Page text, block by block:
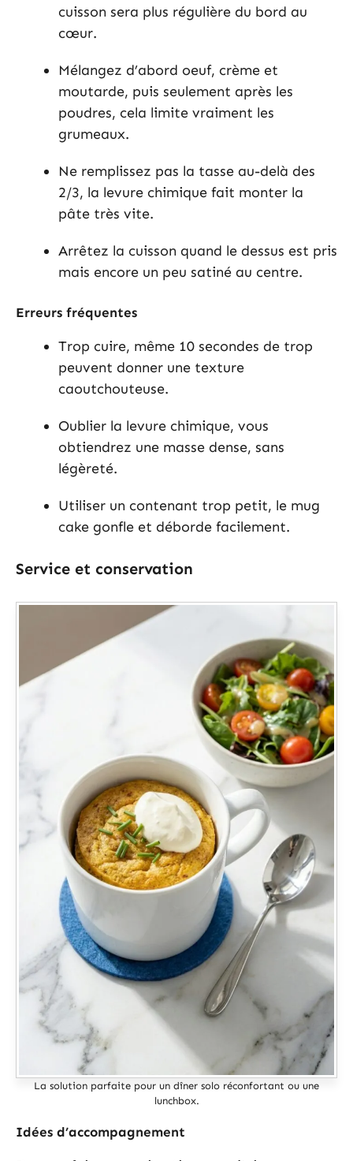
cuisson sera plus régulière du bord au
cœur.
Mélangez d’abord oeuf, crème et
moutarde, puis seulement après les
poudres, cela limite vraiment les
grumeaux.
Ne remplissez pas la tasse au-delà des
2/3, la levure chimique fait monter la
pâte très vite.
Arrêtez la cuisson quand le dessus est pris
mais encore un peu satiné au centre.
Erreurs fréquentes
Trop cuire, même 10 secondes de trop
peuvent donner une texture
caoutchouteuse.
Oublier la levure chimique, vous
obtiendrez une masse dense, sans
légèreté.
Utiliser un contenant trop petit, le mug
cake gonfle et déborde facilement.
Service et conservation
La solution parfaite pour un dîner solo réconfortant ou une
lunchbox.
Idées d’accompagnement